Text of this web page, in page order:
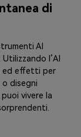
di
AI
l’AI
ed effetti per
o disegni
vivere la